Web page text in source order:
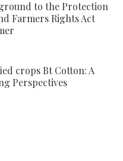
to the Protection
Farmers Rights Act
crops Bt Cotton: A
Perspectives